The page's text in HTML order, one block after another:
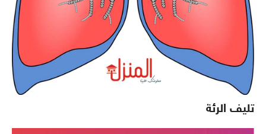
تليف الرئة